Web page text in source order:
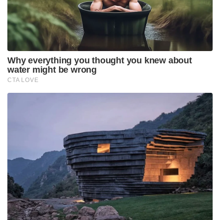
Why everything you thought you knew about
water might be wrong
CTA LOVE